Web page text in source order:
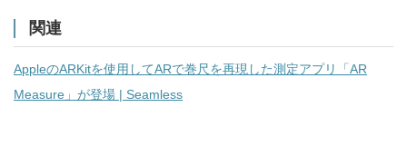
関連
AppleのARKitを使用してARで巻尺を再現した測定アプリ「AR
Measure」が登場 | Seamless